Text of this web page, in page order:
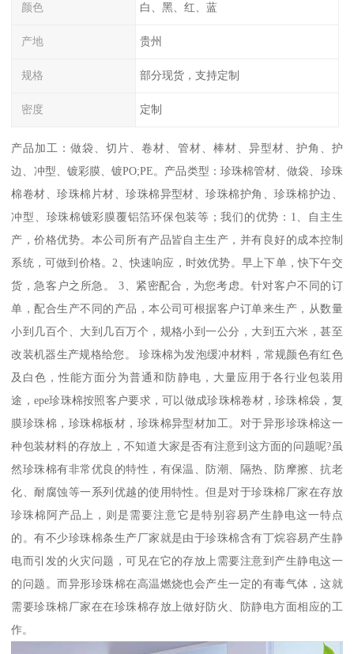
颜色 白、黑、红、蓝
产地 贵州
规格 部分现货，支持定制
密度 定制
产品加工：做袋、切片、卷材、管材、棒材、异型材、护角、护
边、冲型、镀彩膜、镀PO;PE。产品类型：珍珠棉管材、做袋、珍珠
棉卷材、珍珠棉片材、珍珠棉异型材、珍珠棉护角、珍珠棉护边、
冲型、珍珠棉镀彩膜覆铝箔环保包装等；我们的优势：1、自主生
产，价格优势。本公司所有产品皆自主生产，并有良好的成本控制
系统，可做到价格。2、快速响应，时效优势。早上下单，快下午交
货，急客户之所急。 3、紧密配合，为您考虑。针对客户不同的订
单，配合生产不同的产品，本公司可根据客户订单来生产，从数量
小到几百个、大到几百万个，规格小到一公分，大到五六米，甚至
改装机器生产规格给您。 珍珠棉为发泡缓冲材料，常规颜色有红色
及白色，性能方面分为普通和防静电，大量应用于各行业包装用
途，epe珍珠棉按照客户要求，可以做成珍珠棉卷材，珍珠棉袋，复
膜珍珠棉，珍珠棉板材，珍珠棉异型材加工。对于异形珍珠棉这一
种包装材料的存放上，不知道大家是否有注意到这方面的问题呢?虽
然珍珠棉有非常优良的特性，有保温、防潮、隔热、防摩擦、抗老
化、耐腐蚀等一系列优越的使用特性。但是对于珍珠棉厂家在存放
珍珠棉阿产品上，则是需要注意它是特别容易产生静电这一特点
的。有不少珍珠棉条生产厂家就是由于珍珠棉含有丁烷容易产生静
电而引发的火灾问题，可见在它的存放上需要注意到产生静电这一
的问题。而异形珍珠棉在高温燃烧也会产生一定的有毒气体，这就
需要珍珠棉厂家在在珍珠棉存放上做好防火、防静电方面相应的工
作。